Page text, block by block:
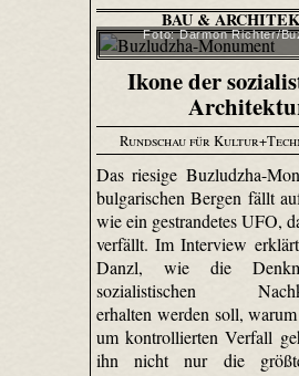
BAU &
Foto: Darmon Richter/
Ikone der
Rundschau für
Das riesige Buzludzha-
bulgarischen Bergen fällt
wie ein gestrandetes UFO,
verfällt. Im Interview
Danzl, wie die
sozialistischen
erhalten werden soll,
um kontrollierten Verfall
ihn nicht nur die